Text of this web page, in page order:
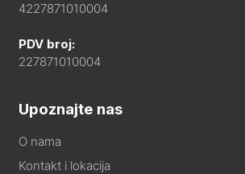
4227871010004
PDV broj:
227871010004
Upoznajte nas
O nama
Kontakt i lokacija